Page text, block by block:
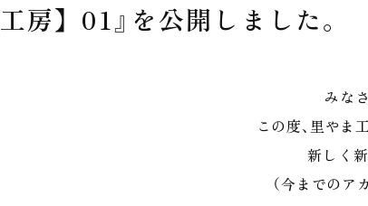
工房】 01』を公開しました。
みな
この度、里やま
新しく
（今までのア